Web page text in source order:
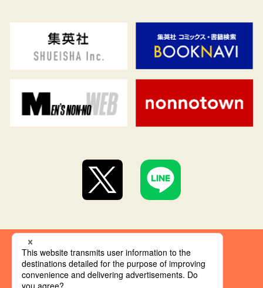
集英社 オレンジ文庫とは
創刊にあたって